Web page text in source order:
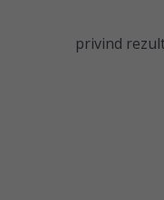
privind